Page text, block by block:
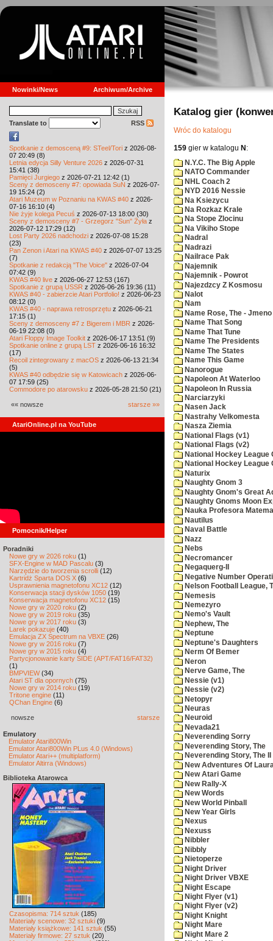
Nowinki/News Archiwum/Archive
Translate to RSS
Spotkanie z demosceną #9: STeel/Tori z 2026-08-
07 20:49 (8)
Letnia edycja Silly Venture 2026 z 2026-07-31
15:41 (38)
Pamięci Jurgiego z 2026-07-21 12:42 (1)
Sceny z demosceny #7: opowiada SuN z 2026-07-
19 15:24 (2)
Atari Muzeum w Poznaniu na KWAS #40 z 2026-
07-16 16:10 (4)
Nie żyje kolega Pecuś z 2026-07-13 18:00 (30)
Sceny z demosceny #7 - Grzegorz "Sun" Żyła z
2026-07-12 17:29 (12)
Lost Party 2026 nadchodzi z 2026-07-08 15:28
(23)
Pan Zenon i Atari na KWAS #40 z 2026-07-07 13:25
(7)
Spotkanie z redakcją "The Voice" z 2026-07-04
07:42 (9)
KWAS #40 live z 2026-06-27 12:53 (167)
Spotkanie z grupą USSR z 2026-06-26 19:36 (11)
KWAS #40 - zabierzcie Atari Portfolio! z 2026-06-23
08:12 (0)
KWAS #40 - naprawa retrosprzętu z 2026-06-21
17:15 (1)
Sceny z demosceny #7 z Bigerem i MBR z 2026-
06-19 22:08 (0)
Atari Floppy Image Toolkit z 2026-06-17 13:51 (9)
Spotkanie online z grupą LST z 2026-06-16 16:32
(17)
Recoil zintegrowany z macOS z 2026-06-13 21:34
(5)
KWAS #40 odbędzie się w Katowicach z 2026-06-
07 17:59 (25)
Commodore po atarowsku z 2026-05-28 21:50 (21)
«« nowsze starsze »»
AtariOnline.pl na YouTube
Pomocnik/Helper
Poradniki
Nowe gry w 2026 roku (1)
SFX-Engine w MAD Pascalu (3)
Narzędzie do tworzenia scrolli (12)
Kartridż Sparta DOS X (6)
Usprawnienia magnetofonu XC12 (12)
Konserwacja stacji dysków 1050 (19)
Konserwacja magnetofonu XC12 (15)
Nowe gry w 2020 roku (2)
Nowe gry w 2019 roku (35)
Nowe gry w 2017 roku (3)
Larek pokazuje (40)
Emulacja ZX Spectrum na VBXE (26)
Nowe gry w 2016 roku (7)
Nowe gry w 2015 roku (4)
Partycjonowanie karty SIDE (APT/FAT16/FAT32)
(1)
BMPVIEW(34)
Atari ST dla opornych (75)
Nowe gry w 2014 roku (19)
Tritone engine (11)
QChan Engine (6)
nowsze starsze
Emulatory
Emulator Atari800Win
Emulator Atari800Win PLus 4.0 (Windows)
Emulator Atari++ (multiplatform)
Emulator Altirra (Windows)
Biblioteka Atarowca
Czasopisma: 714 sztuk (185)
Materiały scenowe: 32 sztuki (9)
Materiały książkowe: 141 sztuk (55)
Materiały firmowe: 27 sztuk (20)
Katalog gier
Wróc do katalogu
159 gier w katalogu N :
N.Y.C. The Big Apple
NATO Commander
NHL Coach 2
NYD 2016 Nessie
Na Ksiezycu
Na Rozkaz Krale
Na Stope Zlocinu
Na Vikiho Stope
Nadral
Nadrazi
Nailrace Pak
Najemnik
Najemnik - Powrot
Najezdzcy Z Kosmosu
Nalot
Nam
Name Rose, The -
Name That Song
Name That Tune
Name The Presidents
Name The States
Name This Game
Nanorogue
Napoleon At Waterloo
Napoleon In Russia
Narciarzyki
Nasen Jack
Nastrahy Velkomesta
Nasza Ziemia
National Flags (v1)
National Flags (v2)
National Hockey League
National Hockey League
Naturix
Naughty Gnom 3
Naughty Gnom's Great
Naughty Gnoms Moon
Nauka Profesora
Nautilus
Naval Battle
Nazz
Nebs
Necromancer
Negaquerg-II
Negative Number
Nelson Football League,
Nemesis
Nemezyro
Nemo's Vault
Nephew, The
Neptune
Neptune's Daughters
Nerm Of Bemer
Neron
Nerve Game, The
Nessie (v1)
Nessie (v2)
Netopyr
Neuras
Neuroid
Nevada21
Neverending Sorry
Neverending Story, The
Neverending Story, The II
New Adventures Of
New Atari Game
New Rally-X
New Words
New World Pinball
New Year Girls
Nexus
Nexuss
Nibbler
Nibbly
Nietoperze
Night Driver
Night Driver VBXE
Night Escape
Night Flyer (v1)
Night Flyer (v2)
Night Knight
Night Mare
Night Mare 2